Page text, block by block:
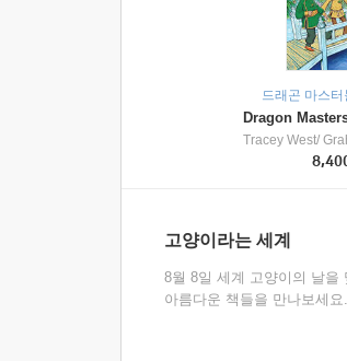
드래곤 마스
Tracey West/
고양이라는 세계
8월 8일 세계 고양이의 날을
아름다운 책들을 만나보세요.